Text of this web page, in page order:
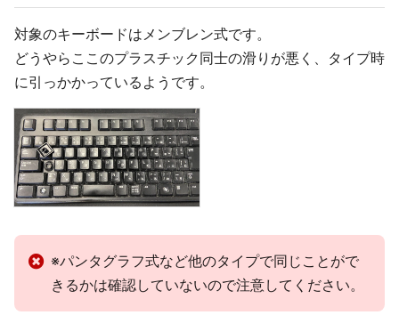
対象のキーボードはメンブレン式です。
どうやらここのプラスチック同士の滑りが悪く、タイプ時
に引っかかっているようです。
※パンタグラフ式など他のタイプで同じことがで
きるかは確認していないので注意してください。